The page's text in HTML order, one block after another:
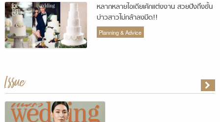
หลากหลายไอเดียเค้กแต่งงาน สวยปังถึงขั้น
บ่าวสาวไม่กล้าลงมีด!!
Planning & Advice
Issue